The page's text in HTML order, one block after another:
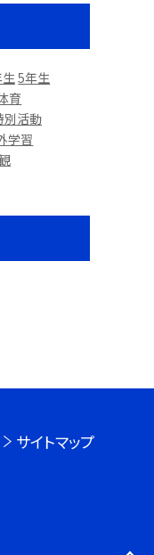
5年生
育
別活動
学習
サイトマップ